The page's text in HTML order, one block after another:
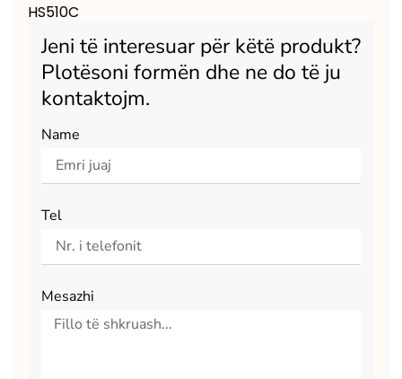
HS510C
Jeni të interesuar për këtë produkt?
Plotësoni formën dhe ne do të ju
kontaktojm.
Name
Tel
Mesazhi